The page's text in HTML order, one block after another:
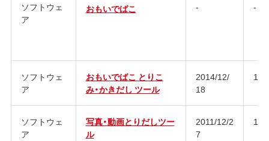
ソフトウェ
ア
おもいでばこ - -
ソフトウェ
ア
おもいでばこ とりこ
み・かきだし ツール
2014/12/
18
ソフトウェ
ア
写真・動画とりだしツー
ル
2011/12/2
7